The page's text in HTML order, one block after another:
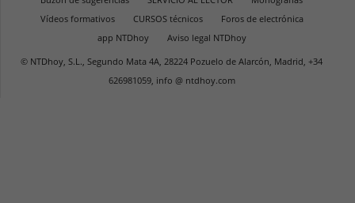
Vídeos formativos
CURSOS técnicos
Foros de electrónica
app NTDhoy
Aviso legal NTDhoy
© NTDhoy, S.L., Segundo Mata 4A, 28224 Pozuelo de Alarcón, Madrid, +34
626981059, info @ ntdhoy.com